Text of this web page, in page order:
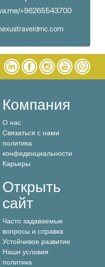
+96265543700
Компания
О нас
Связаться с нами
политика
конфиденциальности
Карьеры
Открыть
сайт
Часто задаваемые
вопросы и справка
Устойчивое развитие
Наши условия
политика